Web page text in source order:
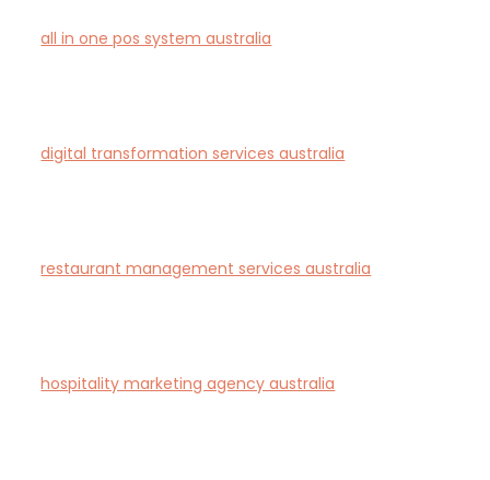
all in one pos system australia
digital transformation services australia
restaurant management services australia
hospitality marketing agency australia